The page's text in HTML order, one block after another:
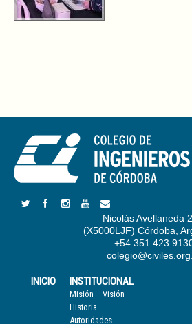
Nicolás Avellaneda
(X5000LJF) Córdoba,
+54 351 423
INICIO INSTITUCIONAL
Misión – Visión
Historia
Autoridades